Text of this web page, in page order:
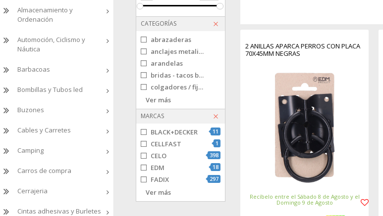
Almacenamiento y
Ordenación
Automoción, Ciclismo y
Náutica
Barbacoas
Bombillas y Tubos led
Buzones
Cables y Carretes
Camping
Carros de compra
Cerrajeria
Cintas adhesivas y Burletes
CATEGORÍAS
abrazaderas
anclajes metalicos
arandelas
bridas - tacos brida
colgadores / fijaciones (con tornillos)
colgadores adhesivos / ventosa
escarpias - alcayatas
grapas
hembrillas
kits fijacion
material hueco
puntas - clavos - grampillones
taco quimico / accesorios
Ver más
MARCAS
BLACK+DECKER 11
CELLFAST 1
CELO 398
EDM 18
FADIX 297
Fischer
Inofix 47
Ver más
2 ANILLAS APARCA PERROS CON PLACA
70X45MM NEGRAS
Recíbelo entre el Sábado 8 de Agosto y el
Domingo 9 de Agosto